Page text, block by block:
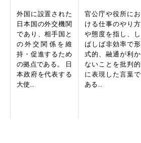
外国に設置された
日本国の外交機関
であり、相手国と
の外交関係を維
持・促進するため
の拠点である。 日
本政府を代表する
大使...
官公庁や役所にお
ける仕事のやり方
や態度を指し、し
ばしば非効率で形
式的、融通が利か
ないことを批判的
に表現した言葉で
ある...